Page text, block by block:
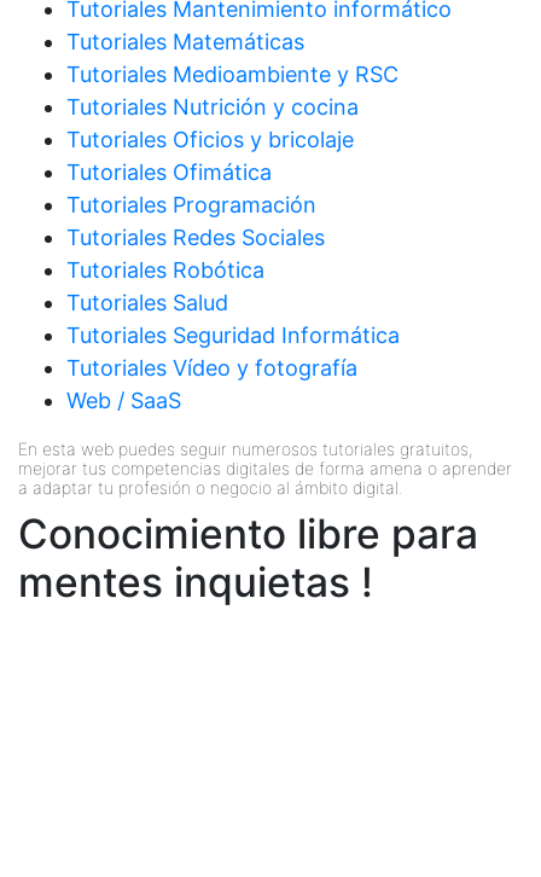
Tutoriales Mantenimiento informático
Tutoriales Matemáticas
Tutoriales Medioambiente y RSC
Tutoriales Nutrición y cocina
Tutoriales Oficios y bricolaje
Tutoriales Ofimática
Tutoriales Programación
Tutoriales Redes Sociales
Tutoriales Robótica
Tutoriales Salud
Tutoriales Seguridad Informática
Tutoriales Vídeo y fotografía
Web / SaaS
En esta web puedes seguir numerosos tutoriales gratuitos,
mejorar tus competencias digitales de forma amena o aprender
a adaptar tu profesión o negocio al ámbito digital.
Conocimiento libre para
mentes inquietas !